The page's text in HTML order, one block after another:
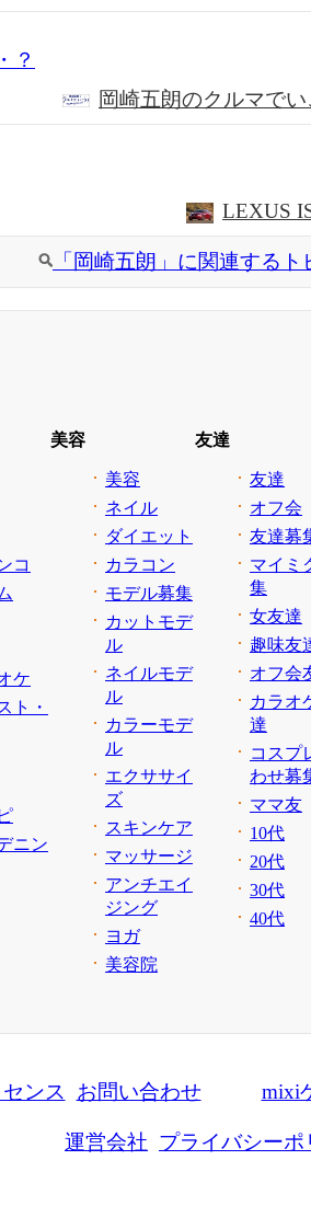
？
岡崎五朗のクルマでい
LEXUS
「岡崎五朗」に関連する
コ
ケ
ト・
ニン
美容
美容
ネイル
ダイエット
カラコン
モデル募集
カットモデ
ル
ネイルモデ
ル
カラーモデ
ル
エクササイ
ズ
スキンケア
マッサージ
アンチエイ
ジング
ヨガ
美容院
友達
友達
オフ会
友達募
マイミ
集
女友達
趣味友
オフ会
カラオ
達
コスプ
わせ募
ママ友
10代
20代
30代
40代
ンス お問い合わせ mixi
運営会社 プライバシーポ